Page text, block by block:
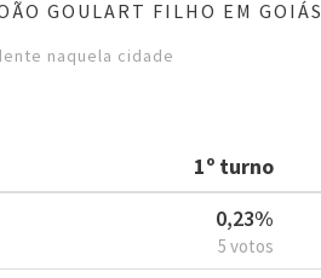
GOULART FILHO EM GOIÁS
naquela cidade
1º turno
0,23%
5 votos